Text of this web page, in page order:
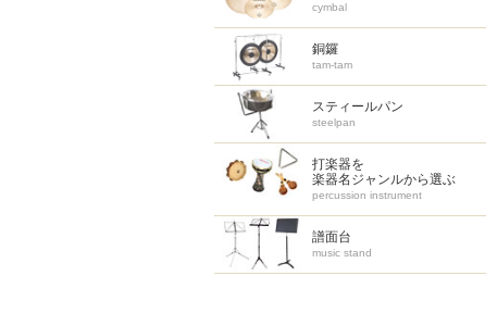
cymbal
銅鑼
tam-tam
スティールパン
steelpan
打楽器を
楽器名ジャンルから選ぶ
percussion instrument
譜面台
music stand